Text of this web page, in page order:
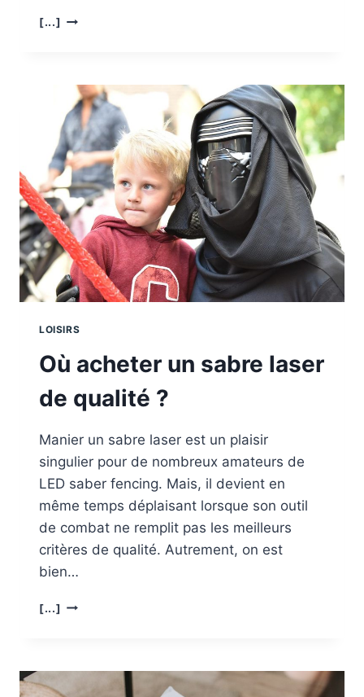
[...] COMMENT
POUR
L’AQUARELLE
?
LOISIRS
Où acheter un sabre laser
de qualité ?
Manier un sabre laser est un plaisir
singulier pour de nombreux amateurs de
LED saber fencing. Mais, il devient en
même temps déplaisant lorsque son outil
de combat ne remplit pas les meilleurs
critères de qualité. Autrement, on est
bien…
[...] OÙ
LASER
DE